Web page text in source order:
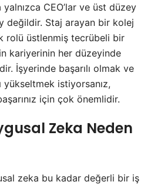
CEO’lar ve üst düzey
değildir. Staj arayan bir kolej
rolü üstlenmiş tecrübeli bir
kariyerinin her düzeyinde
İşyerinde başarılı olmak ve
yükseltmek istiyorsanız,
için çok önemlidir.
Zeka Neden
zeka bu kadar değerli bir iş